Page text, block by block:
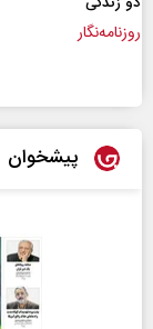
پیشخوان